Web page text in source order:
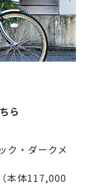
ら
ク・ダークメ
（本体117,000